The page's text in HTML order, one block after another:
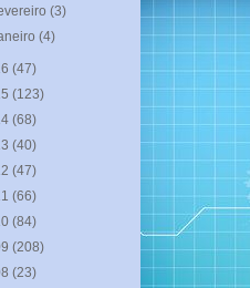
(3)
(4)
(47)
(123)
(68)
(40)
(47)
(66)
(84)
(208)
(23)